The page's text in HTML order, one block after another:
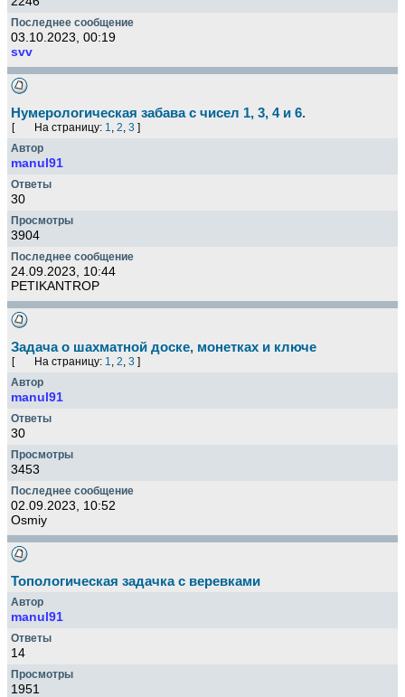
03.10.2023, 00:19
svv
Нумерологическая забава с чисел 1, 3, 4 и 6.
[ На страницу: 1, 2, 3 ]
manul91
30
3904
24.09.2023, 10:44
PETIKANTROP
Задача о шахматной доске, монетках и ключе
[ На страницу: 1, 2, 3 ]
manul91
30
3453
02.09.2023, 10:52
Osmiy
Топологическая задачка с веревками
manul91
14
1951